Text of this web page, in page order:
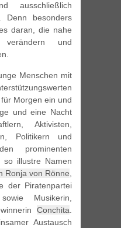
ausschließlich
Denn besonders
daran, die nahe
und
Menschen mit
Morgen ein und
und eine Nacht
Aktivisten,
Politikern und
prominenten
so illustre Namen
Ronja von Rönne,
der Piratenpartei
Musikerin,
Conchita.
Austausch